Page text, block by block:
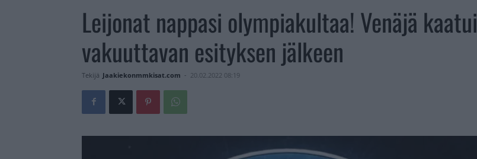
Leijonat nappasi olympiakultaa! Venäjä kaatui
vakuuttavan esityksen jälkeen
Tekijä Jaakiekonmmkisat.com - 20.02.2022 08:19